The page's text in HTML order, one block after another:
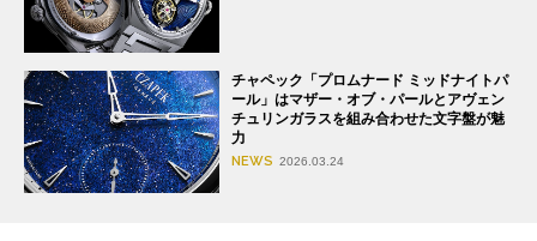
チャペック「プロムナード ミッドナイトパ
ール」はマザー・オブ・パールとアヴェン
チュリンガラスを組み合わせた文字盤が魅
力
NEWS 2026.03.24